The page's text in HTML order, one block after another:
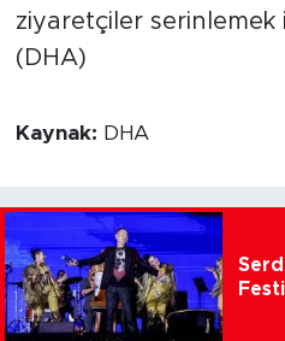
ziyaretçiler serinlemek
(DHA)
Kaynak: DHA